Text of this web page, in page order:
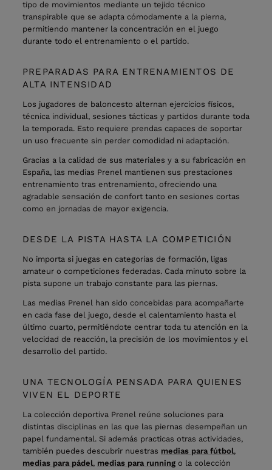
tipo de movimientos mediante un tejido técnico
transpirable que se adapta cómodamente a la pierna,
permitiendo mantener la concentración en el juego
durante todo el entrenamiento o el partido.
PREPARADAS PARA ENTRENAMIENTOS DE
ALTA INTENSIDAD
Los jugadores de baloncesto alternan ejercicios físicos,
técnica individual, sesiones tácticas y partidos durante toda
la temporada. Esto requiere prendas capaces de soportar
un uso frecuente sin perder comodidad ni adaptación.
Gracias a la calidad de sus materiales y a su fabricación en
España, las medias Prenel mantienen sus prestaciones
entrenamiento tras entrenamiento, ofreciendo una
agradable sensación de confort tanto en sesiones cortas
como en jornadas de mayor exigencia.
DESDE LA PISTA HASTA LA COMPETICIÓN
No importa si juegas en categorías de formación, ligas
amateur o competiciones federadas. Cada minuto sobre la
pista supone un trabajo constante para las piernas.
Las medias Prenel han sido concebidas para acompañarte
en cada fase del juego, desde el calentamiento hasta el
último cuarto, permitiéndote centrar toda tu atención en la
velocidad de reacción, la precisión de los movimientos y el
desarrollo del partido.
UNA TECNOLOGÍA PENSADA PARA QUIENES
VIVEN EL DEPORTE
La colección deportiva Prenel reúne soluciones para
distintas disciplinas en las que las piernas desempeñan un
papel fundamental. Si además practicas otras actividades,
también puedes descubrir nuestras medias para fútbol,
medias para pádel, medias para running o la colección